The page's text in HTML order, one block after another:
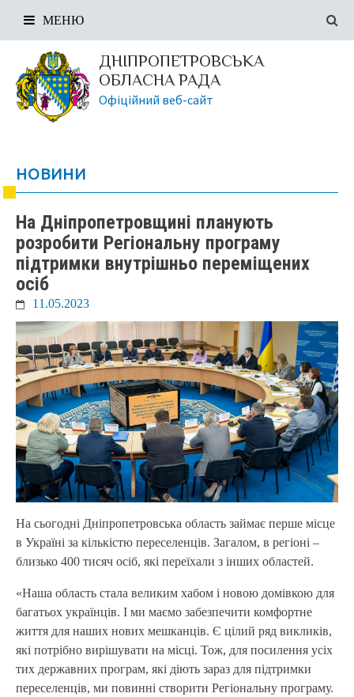
ДНІПРОПЕТРОВСЬКА
ОБЛАСНА РАДА
Офіційний веб-сайт
МЕНЮ
НОВИНИ
На Дніпропетровщині планують
розробити Регіональну програму
підтримки внутрішньо переміщених
осіб
11.05.2023
На сьогодні Дніпропетровська область займає перше місце
в Україні за кількістю переселенців. Загалом, в регіоні –
близько 400 тисяч осіб, які переїхали з інших областей.
«Наша область стала великим хабом і новою домівкою для
багатьох українців. І ми маємо забезпечити комфортне
життя для наших нових мешканців. Є цілий ряд викликів,
які потрібно вирішувати на місці. Тож, для посилення усіх
тих державних програм, які діють зараз для підтримки
переселенців, ми повинні створити Регіональну програму.